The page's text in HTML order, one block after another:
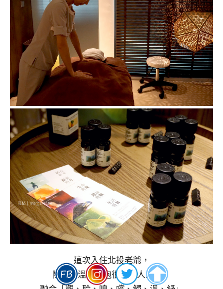
這次入住北投老爺，
除了有溫泉可泡很吸引人之外，